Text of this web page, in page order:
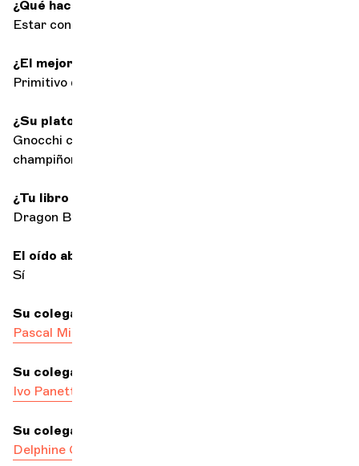
¿Qué hace cuando no está tocando su instrumento?
Estar con la familia, pasear, cocinar
¿El mejor acompañamiento para escuchar música?
Primitivo del Salento
¿Su plato estrella?
Gnocchi con salchicha y gorgonzola (añado
champiñones por si alguien está a dieta)
¿Tu libro de cabecera?
Dragon Ball Z
El oído absoluto
Sí
Su colega más dandy
Pascal Michel
Su colega que mejor baila
Ivo Panetta
Su colega más poético
Delphine Gosseries